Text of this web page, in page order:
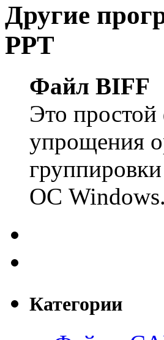
Другие
PPT
Файл BIFF
Это простой
упрощения
ОС
Категории